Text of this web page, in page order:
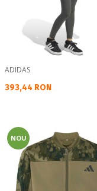
ADIDAS
Текуща цена:
393,44 RON
NOU